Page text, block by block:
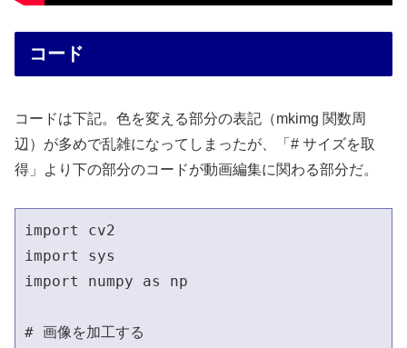
コード
コードは下記。色を変える部分の表記（mkimg 関数周
辺）が多めで乱雑になってしまったが、「# サイズを取
得」より下の部分のコードが動画編集に関わる部分だ。
import cv2
import sys
import numpy as np
# 画像を加工する